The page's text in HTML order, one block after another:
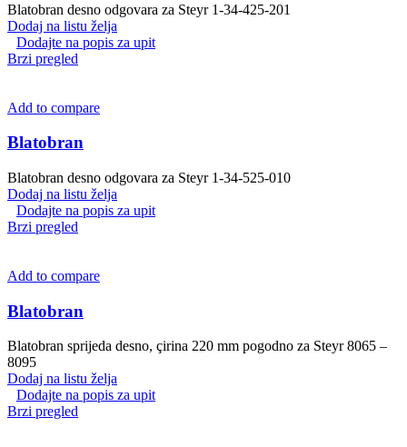
Blatobran desno odgovara za Steyr 1-34-425-201
Dodaj na listu želja
Dodajte na popis za upit
Brzi pregled
Add to compare
Blatobran
Blatobran desno odgovara za Steyr 1-34-525-010
Dodaj na listu želja
Dodajte na popis za upit
Brzi pregled
Add to compare
Blatobran
Blatobran sprijeda desno, çirina 220 mm pogodno za Steyr 8065 –
8095
Dodaj na listu želja
Dodajte na popis za upit
Brzi pregled